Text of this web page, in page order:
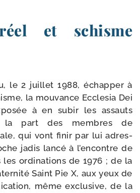
et schisme
le 2 juillet 1988, échap­per à
la mou­vance Ecclesia Dei
à en subir les assauts
la part des membres de
qui vont finir par lui adres­
jadis lan­cé à l’encontre de
ordi­na­tions de 1976 ; de la
Saint Pie X, aux yeux de
même exclu­sive, de la